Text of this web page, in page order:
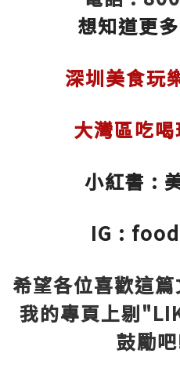
想知道更
深圳美食玩
大灣區吃
小紅書 :
IG :
希望各位喜歡這
我的專頁上剔
鼓勵